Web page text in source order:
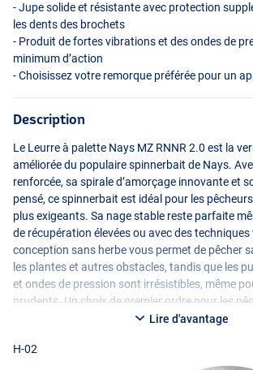
H-06
- Jupe solide et résistante avec protection
les dents des brochets
- Produit de fortes vibrations et des ondes de
minimum d’action
- Choisissez votre remorque préférée pour un
Description
Le Leurre à palette Nays MZ RNNR2.0 est la
améliorée du populaire spinnerbait de Nays.
renforcée, sa spirale d’amorçage innovante et
pensé, ce spinnerbait est idéal pour les
plus exigeants. Sa nage stable reste parfaite
de récupération élevées ou avec des techniques
conception sans herbe vous permet de pêcher
les plantes et autres obstacles, tandis que les
et ondes de pression sont irrésistibles, même
prudents. Un choix de premier ordre pour les
et de perches qui veulent le meilleur matériel !
Lire d'avantage
H-02